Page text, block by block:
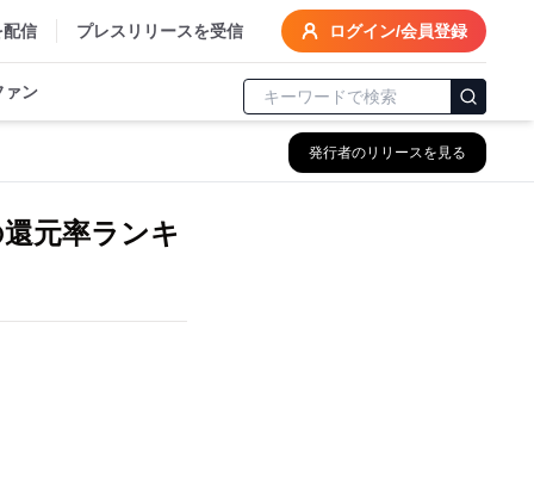
配信 プレスリリースを受信 ログイン/会員登録
ァン
発行者のリリースを見る
元率ランキ